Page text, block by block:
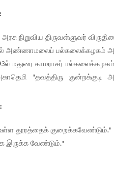
நிறுவிய திருவள்ளுவர்
அண்ணாமலைப் பல்கலைக்கழகம்
மதுரை காமராசர்
"தவத்திரு குன்றக்குடி
உள்ள தூரத்தைக் குறைக்கவேண்டும்."
இருக்க வேண்டும்."